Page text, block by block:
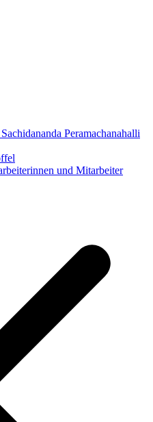
Peramachanahalli
und Mitarbeiter